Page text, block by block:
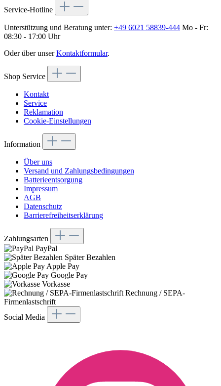
Service-Hotline
Unterstützung und Beratung unter: +49 6021 58839-444 Mo - Fr:
08:30 - 17:00 Uhr
Oder über unserKontaktformular.
Shop Service
Kontakt
Service
Reklamation
Cookie-Einstellungen
Information
Über uns
Versand und Zahlungsbedingungen
Batterieentsorgung
Impressum
AGB
Datenschutz
Barrierefreiheitserklärung
Zahlungsarten
PayPal
Später Bezahlen
Apple Pay
Google Pay
Vorkasse
Rechnung / SEPA-
Firmenlastschrift
Social Media